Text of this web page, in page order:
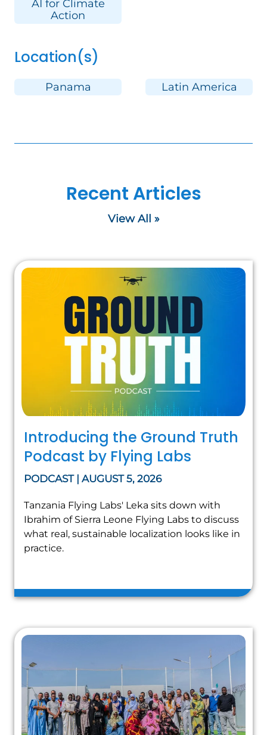
AI for Climate
Action
Location(s)
Panama Latin America
Recent Articles
View All »
Introducing the Ground Truth
Podcast by Flying Labs
PODCAST | AUGUST 5, 2026
Tanzania Flying Labs' Leka sits down with
Ibrahim of Sierra Leone Flying Labs to discuss
what real, sustainable localization looks like in
practice.